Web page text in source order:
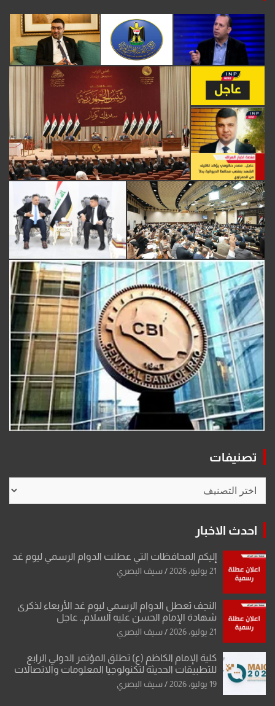
تصنيفات
احدث الاخبار
إليكم المحافظات التي عطلت الدوام الرسمي ليوم غد
21 يوليو، 2026 سيف البصري
النجف تعطل الدوام الرسمي ليوم غد الأربعاء لذكرى
شهادة الإمام الحسن عليه السلام.. عاجل
21 يوليو، 2026 سيف البصري
كلية الإمام الكاظم (ع) تطلق المؤتمر الدولي الرابع
للتطبيقات الحديثة لتكنولوجيا المعلومات والاتصالات
19 يوليو، 2026 سيف البصري